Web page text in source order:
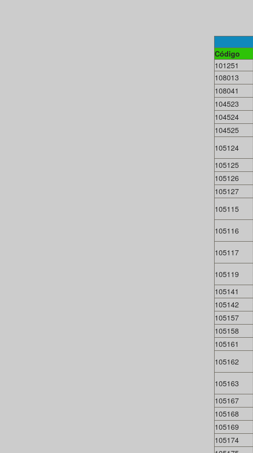
Código
101251
108013
108041
104523
104524
104525
105124
105125
105126
105127
105115
105116
105117
105119
105141
105142
105157
105158
105161
105162
105163
105167
105168
105169
105174